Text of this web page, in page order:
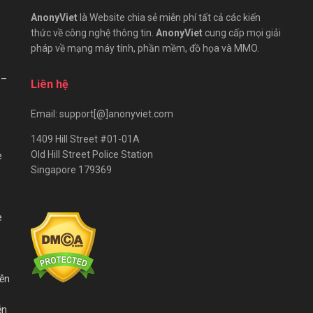
AnonyViet là Website chia sẻ miễn phí tất cả các kiến
thức về công nghệ thông tin. AnonyViet cung cấp mọi giải
pháp về mạng máy tính, phần mềm, đồ họa và MMO.
Liên hệ
Email: support[@]anonyviet.com
1409 Hill Street #01-01A
Old Hill Street Police Station
Singapore 179369